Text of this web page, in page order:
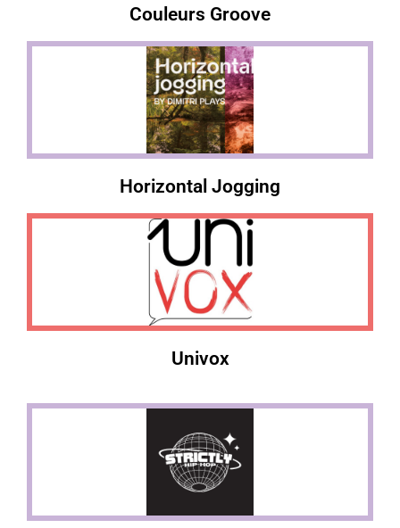
Couleurs Groove
Horizontal Jogging
Univox